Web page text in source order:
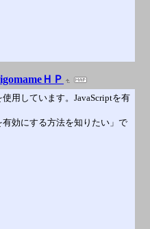
ＨＰ
使用しています。JavaScriptを有
有効にする方法を知りたい」で